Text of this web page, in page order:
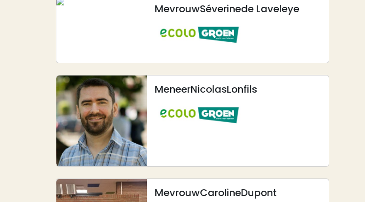
MevrouwSéverinede Laveleye
Afbeelding
MeneerNicolasLonfils
Afbeelding
MevrouwCarolineDupont